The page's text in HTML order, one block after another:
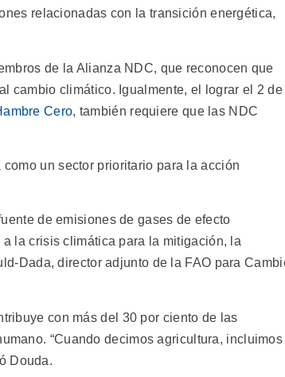
relacionadas con la transición energética,
de la Alianza NDC, que reconocen que
cambio climático. Igualmente, el lograr el 2 de
Cero, también requiere que las NDC
un sector prioritario para la acción
de emisiones de gases de efecto
la crisis climática para la mitigación, la
Dada, director adjunto de la FAO para
con más del 30 por ciento de las
“Cuando decimos agricultura, incluimos
Douda.